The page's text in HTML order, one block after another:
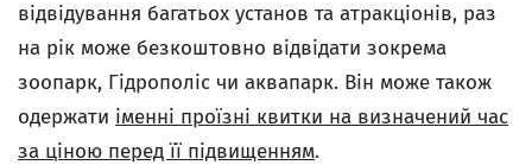
відвідування багатьох установ та атракціонів, раз
на рік може безкоштовно відвідати зокрема
зоопарк, Гідрополіс чи аквапарк. Він може також
одержати іменні проїзні квитки на визначений час
за ціною перед її підвищенням.